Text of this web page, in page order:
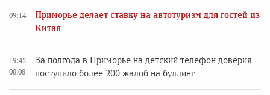
09:14
Приморье делает ставку на автотуризм для гостей из
Китая
19:42
08.08
За полгода в Приморье на детский телефон доверия
поступило более 200 жалоб на буллинг